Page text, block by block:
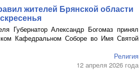
жителей Брянской области
Губернатор Александр Богомаз принял
Кафедральном Соборе во Имя Святой
Религия
12 апреля 2026 года